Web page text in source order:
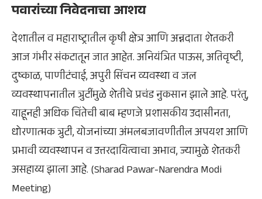
पवारांच्या निवेदनाचा आशय
देशातील व महाराष्ट्रातील कृषी क्षेत्र आणि अन्नदाता शेतकरी
आज गंभीर संकटातून जात आहेत. अनियंत्रित पाऊस, अतिवृष्टी,
दुष्काळ, पाणीटंचाई, अपुरी सिंचन व्यवस्था व जल
व्यवस्थापनातील त्रुटींमुळे शेतीचे प्रचंड नुकसान झाले आहे. परंतु,
याहूनही अधिक चिंतेची बाब म्हणजे प्रशासकीय उदासीनता,
धोरणात्मक त्रुटी, योजनांच्या अंमलबजावणीतील अपयश आणि
प्रभावी व्यवस्थापन व उत्तरदायित्वाचा अभाव, ज्यामुळे शेतकरी
असहाय्य झाला आहे. (Sharad Pawar-Narendra Modi
Meeting)